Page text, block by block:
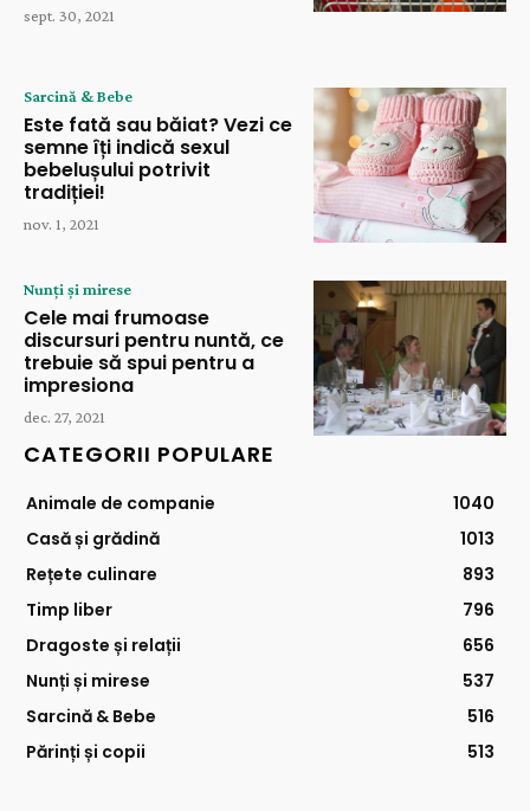
sept. 30, 2021
Sarcină & Bebe
Este fată sau băiat? Vezi ce
semne îți indică sexul
bebelușului potrivit
tradiției!
nov. 1, 2021
Nunți și mirese
Cele mai frumoase
discursuri pentru nuntă, ce
trebuie să spui pentru a
impresiona
dec. 27, 2021
CATEGORII POPULARE
Animale de companie
1040
Casă și grădină
1013
Rețete culinare
893
Timp liber
796
Dragoste și relații
656
Nunți și mirese
537
Sarcină & Bebe
516
Părinți și copii
513